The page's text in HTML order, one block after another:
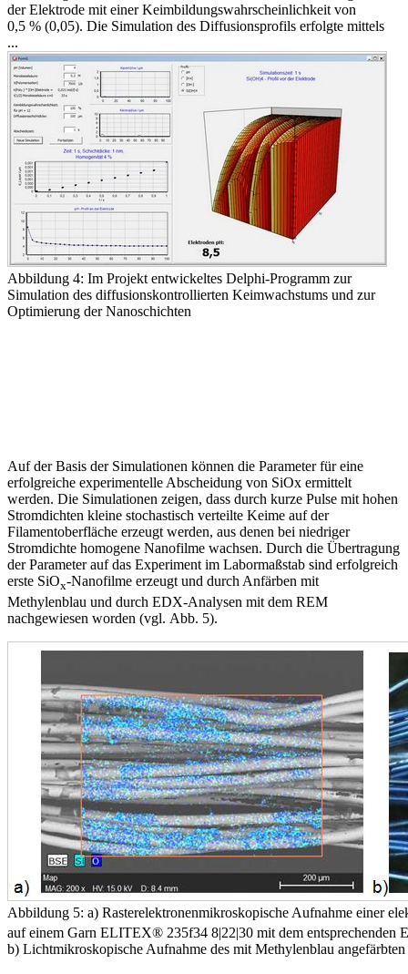
der Elektrode mit einer Keimbildungswahrscheinlichkeit von
0,5 % (0,05). Die Simulation des Diffusionsprofils erfolgte mittels
...
Abbildung 4: Im Projekt entwickeltes Delphi-Programm zur
Simulation des diffusionskontrollierten Keimwachstums und zur
Optimierung der Nanoschichten
Auf der Basis der Simulationen können die Parameter für eine
erfolgreiche experimentelle Abscheidung von SiOx ermittelt
werden. Die Simulationen zeigen, dass durch kurze Pulse mit hohen
Stromdichten kleine stochastisch verteilte Keime auf der
Filamentoberfläche erzeugt werden, aus denen bei niedriger
Stromdichte homogene Nanofilme wachsen. Durch die Über­tragung
der Parameter auf das Experiment im Labormaßstab sind erfolgreich
erste SiOx-Nanofilme erzeugt und durch Anfärben mit
Methylenblau und durch EDX-Analysen mit dem REM
nachgewiesen worden (vgl. Abb. 5).
Abbildung 5: a) Rasterelektronenmikroskopische Aufnahme einer
auf einem Garn ELITEX® 235f34 8|22|30 mit dem entsprechenden
b) Lichtmikroskopische Aufnahme des mit Methylenblau